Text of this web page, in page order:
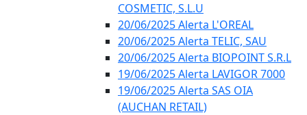
COSMETIC, S.L.U
20/06/2025 Alerta L'OREAL
20/06/2025 Alerta TELIC, SAU
20/06/2025 Alerta BIOPOINT S.R.L
19/06/2025 Alerta LAVIGOR 7000
19/06/2025 Alerta SAS OIA
(AUCHAN RETAIL)